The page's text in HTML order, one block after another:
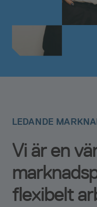
Vi är en
flexibelt
LEDANDE